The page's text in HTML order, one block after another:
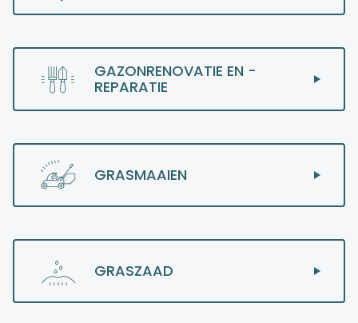
GAZONRENOVATIE EN -
REPARATIE
GRASMAAIEN
GRASZAAD